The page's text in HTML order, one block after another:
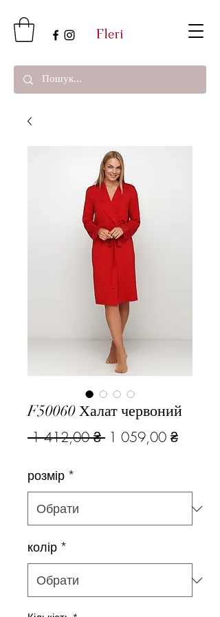
F50060 Халат червоний
1 412,00 ₴ Звичайна
1 059,00 ₴За
розмір *
колір *